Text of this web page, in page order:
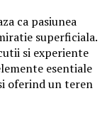
ca pasiunea
superficiala.
si experiente
esentiale
oferind un teren